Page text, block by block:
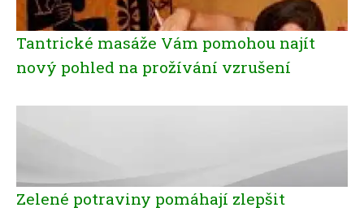
Tantrické masáže Vám pomohou najít
nový pohled na prožívání vzrušení
Zelené potraviny pomáhají zlepšit